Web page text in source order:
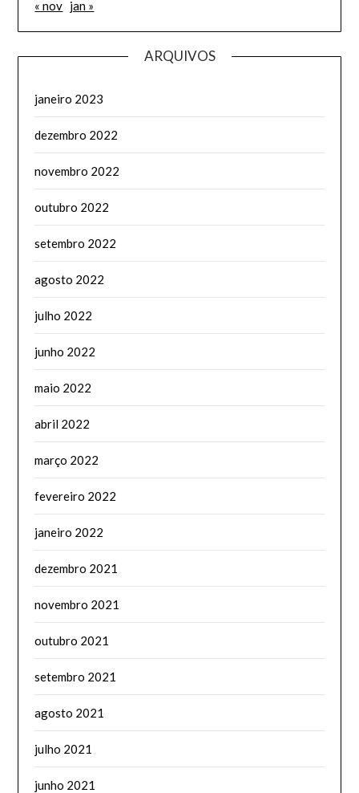
« nov jan »
ARQUIVOS
janeiro 2023
dezembro 2022
novembro 2022
outubro 2022
setembro 2022
agosto 2022
julho 2022
junho 2022
maio 2022
abril 2022
março 2022
fevereiro 2022
janeiro 2022
dezembro 2021
novembro 2021
outubro 2021
setembro 2021
agosto 2021
julho 2021
junho 2021